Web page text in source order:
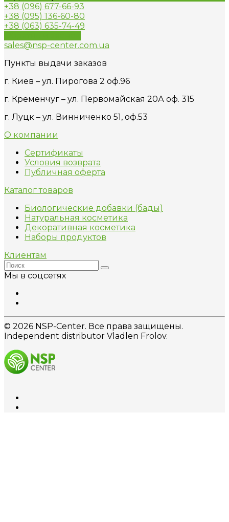
+38 (096) 677-66-93
+38 (095) 136-60-80
+38 (063) 635-74-49
sales@nsp-center.com.ua
Пункты выдачи заказов
г. Киев – ул. Пирогова 2 оф.96
г. Кременчуг – ул. Первомайская 20А оф. 315
г. Луцк – ул. Винниченко 51, оф.53
О компании
Сертификаты
Условия возврата
Публичная оферта
Каталог товаров
Биологические добавки (бады)
Натуральная косметика
Декоративная косметика
Наборы продуктов
Клиентам
Мы в соцсетях
© 2026 NSP-Center. Все права защищены.
Independent distributor Vladlen Frolov.